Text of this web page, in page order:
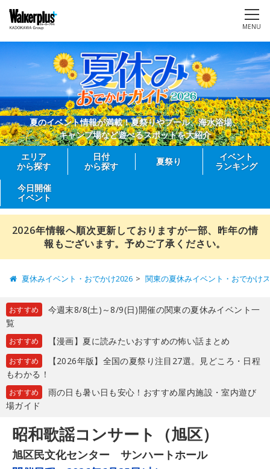
MENU
夏のイベント情報が満載！夏祭りやプール、海水浴場、
キャンプ場など遊べるスポットを大紹介
エリア
から探す
日付
から探す
夏祭り
イベント
ランキング
今日開催
イベント
2026年情報へ順次更新しておりますが一部、昨年の情
報もございます。予めご了承ください。
夏休みイベント・おでかけ2026 関東の夏休みイベント・おでかけ
おすすめ
今週末8/8(土)～8/9(日)開催の関東の夏休みイベント一
覧
おすすめ 【漫画】夏に読みたいおすすめの怖い話まとめ
おすすめ
【2026年版】全国の夏祭り注目27選。見どころ・日程
もわかる！
おすすめ
雨の日も暑い日も安心！おすすめ屋内施設・室内遊び
場ガイド
昭和歌謡コンサート（旭区）
旭区民文化センター サンハートホール